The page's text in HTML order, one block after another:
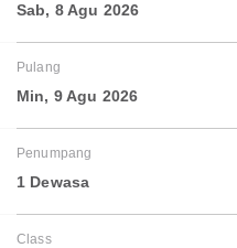
Sab, 8 Agu 2026
Pulang
Min, 9 Agu 2026
Penumpang
1 Dewasa
Class